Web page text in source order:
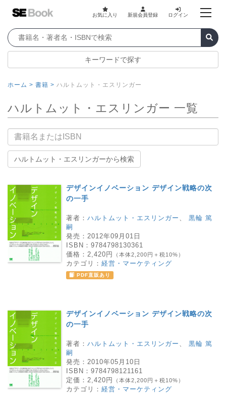
お気に入り 新規会員登録 ログイン
キーワードで探す
ホーム > 書籍 > ハルトムット・エスリンガー
ハルトムット・エスリンガー 一覧
書籍名
ハルトムット・エスリンガーから検索
デザインイノベーション デザイン戦略の次
の一手
著者： ハルトムット・エスリンガー 、 黒輪 篤
嗣
発売： 2012年09月01日
ISBN： 9784798130361
価格： 2,420円 （本体2,200円＋税10%）
カテゴリ： 経営・マーケティング
PDF直販あり
デザインイノベーション デザイン戦略の次
の一手
著者： ハルトムット・エスリンガー 、 黒輪 篤
嗣
発売： 2010年05月10日
ISBN： 9784798121161
定価： 2,420円 （本体2,200円＋税10%）
カテゴリ： 経営・マーケティング